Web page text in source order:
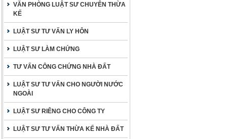
VĂN PHÒNG LUẬT SƯ CHUYÊN THỪA
KẾ
LUẬT SƯ TƯ VẤN LY HÔN
LUẬT SƯ LÀM CHỨNG
TƯ VẤN CÔNG CHỨNG NHÀ ĐẤT
LUẬT SƯ TƯ VẤN CHO NGƯỜI NƯỚC
NGOÀI
LUẬT SƯ RIÊNG CHO CÔNG TY
LUẬT SƯ TƯ VẤN THỪA KẾ NHÀ ĐẤT